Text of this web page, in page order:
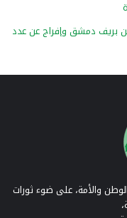
بريف دمشق وإفراج عن عدد
والأمة، على ضوء ثورات